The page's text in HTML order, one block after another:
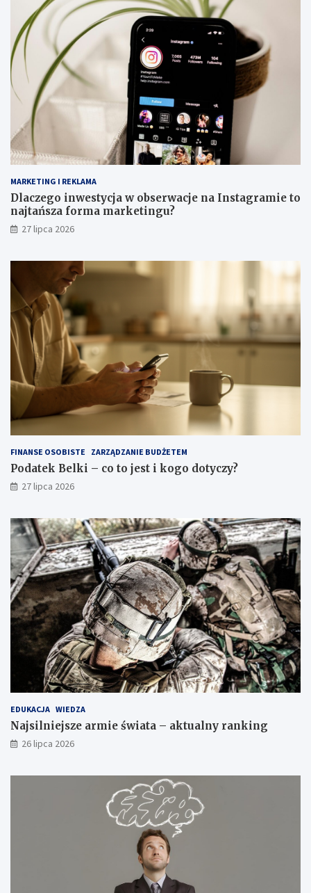
MARKETING I REKLAMA
Dlaczego inwestycja w obserwacje na Instagramie to
najtańsza forma marketingu?
27 lipca 2026
FINANSE OSOBISTE ZARZĄDZANIE BUDŻETEM
Podatek Belki – co to jest i kogo dotyczy?
27 lipca 2026
EDUKACJA WIEDZA
Najsilniejsze armie świata – aktualny ranking
26 lipca 2026